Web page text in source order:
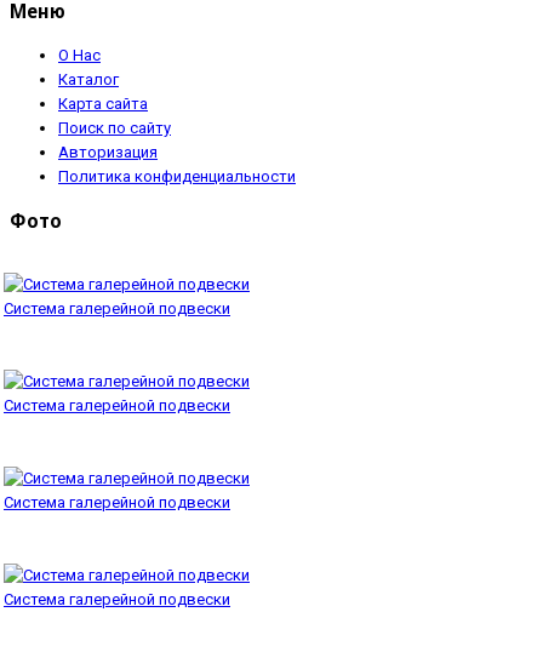
Меню
О Нас
Каталог
Карта сайта
Поиск по сайту
Авторизация
Политика конфиденциальности
Фото
Система галерейной подвески
Система галерейной подвески
Система галерейной подвески
Система галерейной подвески